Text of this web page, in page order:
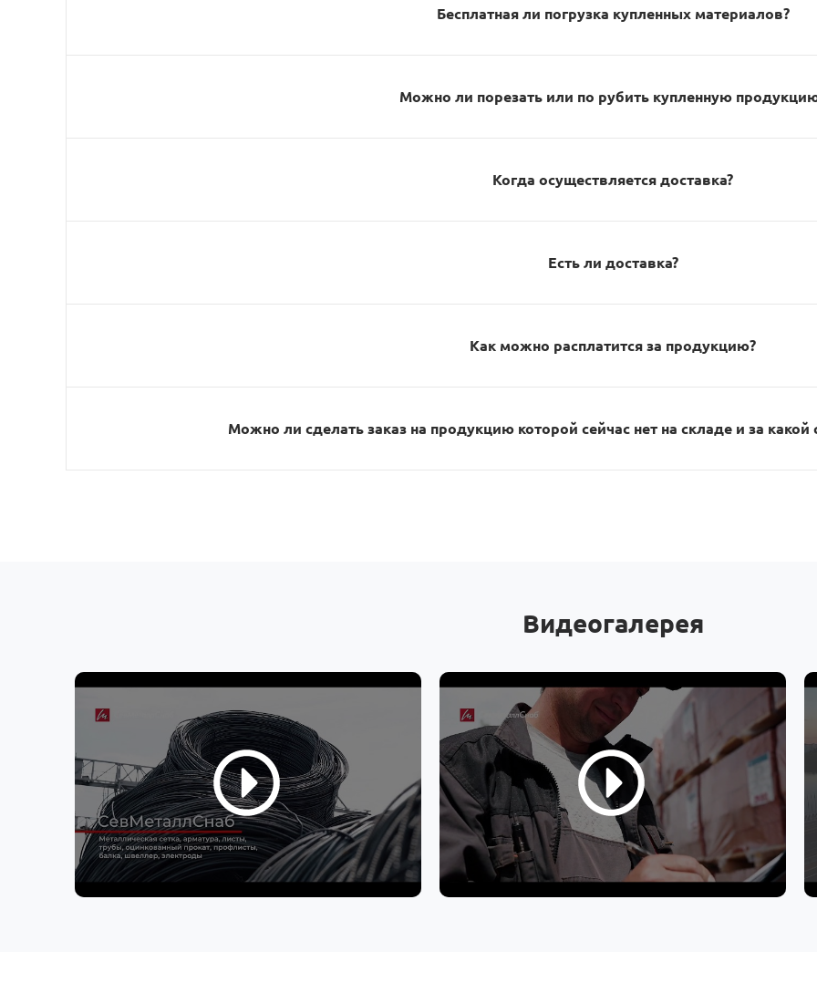
Бесплатная ли погрузка купленных материалов?
Можно ли порезать или по рубить купленную
Когда осуществляется доставка?
Есть ли доставка?
Как можно расплатится за продукцию?
Можно ли сделать заказ на продукцию которой сейчас нет на складе и за
Видеогалерея